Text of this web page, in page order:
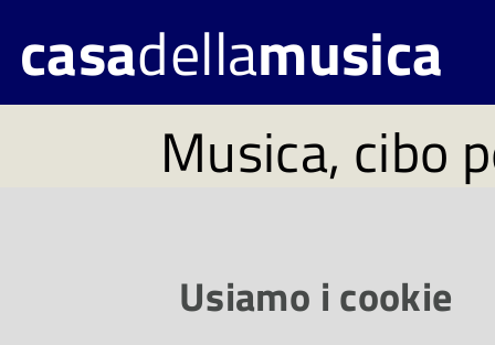
casadellamusica
Musica, cibo
lunedì 15
Usiamo i cookie